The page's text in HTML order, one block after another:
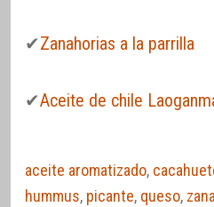
✔Zanahorias a la parrilla
✔Aceite de chile
aceite aromatizado,
hummus, picante, queso,